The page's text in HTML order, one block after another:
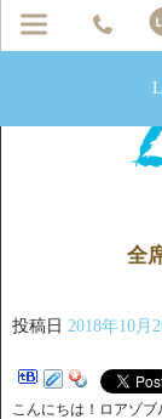
全
投稿日 2018年10月
こんにちは！ロアゾブ